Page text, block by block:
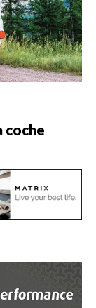
coche